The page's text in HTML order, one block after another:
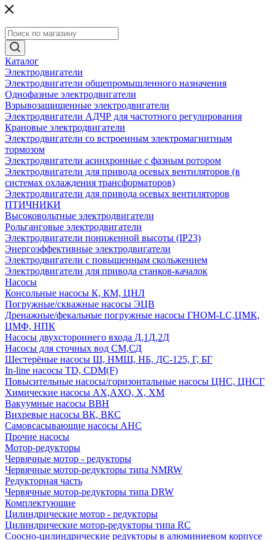
Каталог
Электродвигатели
Электродвигатели общепромышленного назначения
Однофазные электродвигатели
Взрывозащищенные электродвигатели
Электродвигатели АДЧР для частотного регулирования
Крановые электродвигатели
Электродвигатели со встроенным электромагнитным
тормозом
Электродвигатели асинхронные с фазным ротором
Электродвигатели для привода осевых вентиляторов (в
системах охлаждения трансформаторов)
Электродвигатели для привода осевых вентиляторов
ПТИЧНИКИ
Высоковольтные электродвигатели
Рольганговые электродвигатели
Электродвигатели пониженной высоты (IP23)
Энергоэффективные электродвигатели
Электродвигатели с повышенным скольжением
Электродвигатели для привода станков-качалок
Насосы
Консольные насосы К, КМ, ЦНЛ
Погружные/скважные насосы ЭЦВ
Дренажные/фекальные погружные насосы ГНОМ-LC,ЦМК,
ЦМФ, НПК
Насосы двухстороннего входа Д,1Д,2Д
Насосы для сточных вод СМ,СД
Шестерёные насосы Ш, НМШ, НБ, ДС-125, Г, БГ
In-line насосы TD, CDM(F)
Повысительные насосы/горизонтальные насосы ЦНС, ЦНСГ
Химические насосы АХ,АХО, Х, ХМ
Вакуумные насосы ВВН
Вихревые насосы ВК, ВКС
Самовсасывающие насосы АНС
Прочие насосы
Мотор-редукторы
Червячные мотор - редукторы
Червячные мотор-редукторы типа NMRW
Редукторная часть
Червячные мотор-редукторы типа DRW
Комплектующие
Цилиндрические мотор - редукторы
Цилиндрические мотор-редукторы типа RC
Соосно-цилиндрические редукторы в алюминиевом корпусе